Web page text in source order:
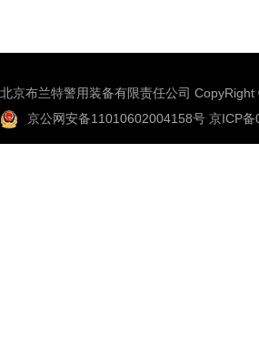
北京布兰特警用装备有限责任公司
京公网安备11010602004158号 京ICP